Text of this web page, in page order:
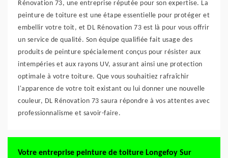
Rénovation 73, une entreprise réputée pour son expertise. La
peinture de toiture est une étape essentielle pour protéger et
embellir votre toit, et DL Rénovation 73 est là pour vous offrir
un service de qualité. Son équipe qualifiée fait usage des
produits de peinture spécialement conçus pour résister aux
intempéries et aux rayons UV, assurant ainsi une protection
optimale à votre toiture. Que vous souhaitiez rafraîchir
l'apparence de votre toit existant ou lui donner une nouvelle
couleur, DL Rénovation 73 saura répondre à vos attentes avec
professionnalisme et savoir-faire.
Votre entreprise peinture de toiture Longefoy Sur